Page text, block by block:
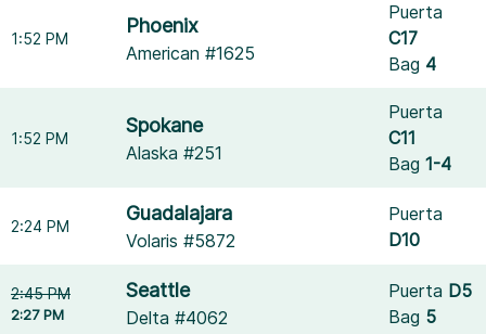
1:52 PM
Phoenix
American #1625
Puerta
C17
Bag 4
1:52 PM
Spokane
Alaska #251
Puerta
C11
Bag1-4
2:24 PM
Guadalajara
Volaris #5872
Puerta
D10
2:45 PM
2:27 PM
Seattle
Delta #4062
Puerta D5
Bag 5